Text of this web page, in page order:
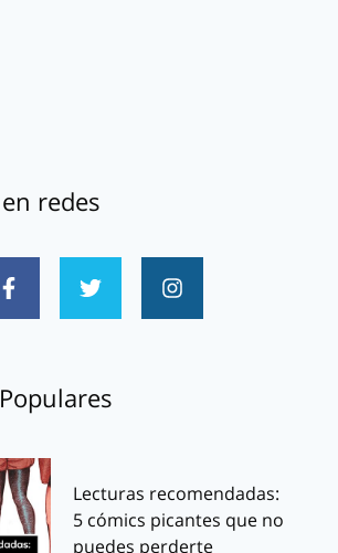
redes
Lecturas recomendadas:
5 cómics picantes que no
puedes perderte